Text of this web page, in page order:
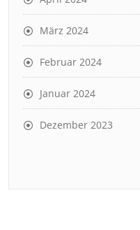
März 2024
Februar 2024
Januar 2024
Dezember 2023